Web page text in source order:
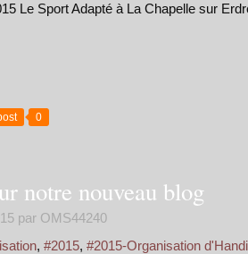
Le Sport Adapté à La Chapelle sur
0
notre nouveau blog
par OMS44240
, #2015, #2015-Organisation